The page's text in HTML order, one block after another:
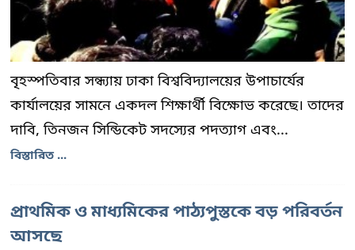
বৃহস্পতিবার সন্ধ্যায় ঢাকা বিশ্ববিদ্যালয়ের উপাচার্যের
কার্যালয়ের সামনে একদল শিক্ষার্থী বিক্ষোভ করেছে। তাদের
দাবি, তিনজন সিন্ডিকেট সদস্যের পদত্যাগ এবং...
বিস্তারিত ...
প্রাথমিক ও মাধ্যমিকের পাঠ্যপুস্তকে বড় পরিবর্তন
আসছে